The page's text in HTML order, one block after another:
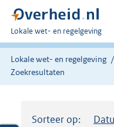
U
bent
hier:
Lokale wet- en regelgeving
Lokale wet- en regelgeving
Zoekresultaten
Sorteer op: